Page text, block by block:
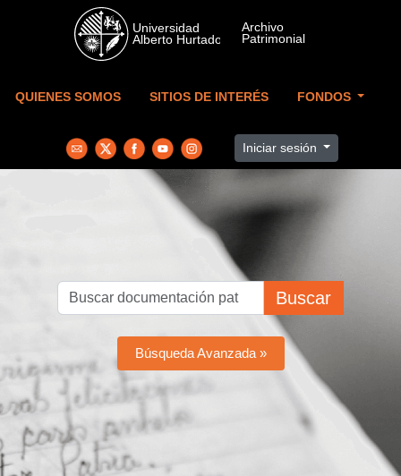
Skip to main content
QUIENES SOMOS SITIOS DE INTERÉS FONDOS
Iniciar sesión
Buscar
Búsqueda Avanzada »